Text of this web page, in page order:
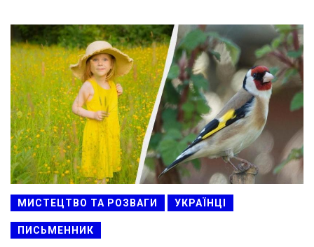
МИСТЕЦТВО ТА РОЗВАГИ УКРАЇНЦІ
ПИСЬМЕННИК